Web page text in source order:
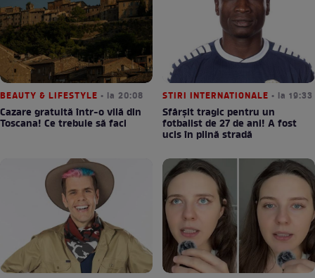
BEAUTY & LIFESTYLE • la 20:08
Cazare gratuită într-o vilă din
Toscana! Ce trebuie să faci
STIRI INTERNATIONALE • la 19:33
Sfârșit tragic pentru un
fotbalist de 27 de ani! A fost
ucis în plină stradă